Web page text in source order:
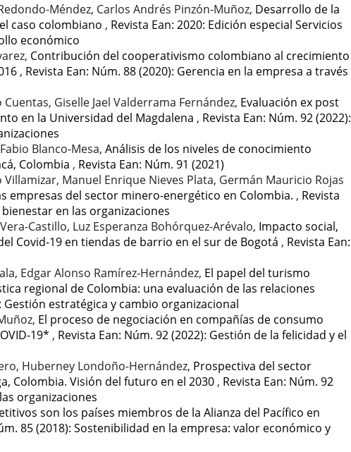
Méndez, Carlos Andrés Pinzón-Muñoz, Desarrollo de la
caso colombiano , Revista Ean: 2020: Edición especial Servicios
económico
Contribución del cooperativismo colombiano al crecimiento
, Revista Ean: Núm. 88 (2020): Gerencia en la empresa a través
Giselle Jael Valderrama Fernández, Evaluación ex post
en la Universidad del Magdalena , Revista Ean: Núm. 92 (2022):
Blanco-Mesa, Análisis de los niveles de conocimiento
Colombia , Revista Ean: Núm. 91 (2021)
Manuel Enrique Nieves Plata, Germán Mauricio Rojas
empresas del sector minero-energético en Colombia. , Revista
en las organizaciones
Castillo, Luz Esperanza Bohórquez-Arévalo, Impacto social,
Covid-19 en tiendas de barrio en el sur de Bogotá , Revista Ean:
Edgar Alonso Ramírez-Hernández, El papel del turismo
regional de Colombia: una evaluación de las relaciones
Gestión estratégica y cambio organizacional
El proceso de negociación en compañías de consumo
19* , Revista Ean: Núm. 92 (2022): Gestión de la felicidad y el
Huberney Londoño-Hernández, Prospectiva del sector
Colombia. Visión del futuro en el 2030 , Revista Ean: Núm. 92
organizaciones
son los países miembros de la Alianza del Pacífico en
85 (2018): Sostenibilidad en la empresa: valor económico y